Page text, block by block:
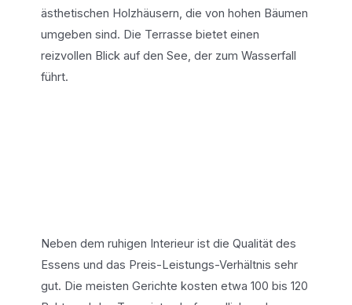
ästhetischen Holzhäusern, die von hohen Bäumen
umgeben sind. Die Terrasse bietet einen
reizvollen Blick auf den See, der zum Wasserfall
führt.
Neben dem ruhigen Interieur ist die Qualität des
Essens und das Preis-Leistungs-Verhältnis sehr
gut. Die meisten Gerichte kosten etwa 100 bis 120